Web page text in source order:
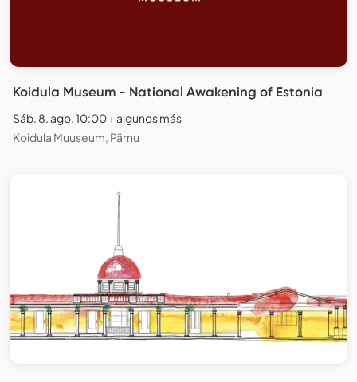
Koidula Museum - National Awakening of Estonia
Sáb. 8. ago. 10:00 + algunos más
Koidula Muuseum, Pärnu